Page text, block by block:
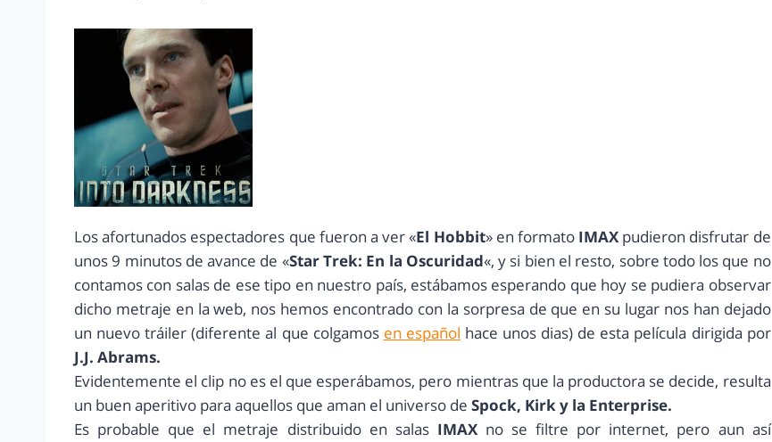
Los afortunados espectadores que fueron a ver «El Hobbit» en formato IMAX pudieron disfrutar de
unos 9 minutos de avance de «Star Trek: En la Oscuridad«, y si bien el resto, sobre todo los que no
contamos con salas de ese tipo en nuestro país, estábamos esperando que hoy se pudiera observar
dicho metraje en la web, nos hemos encontrado con la sorpresa de que en su lugar nos han dejado
un nuevo tráiler (diferente al que colgamos en español hace unos dias) de esta película dirigida por
J.J. Abrams.
Evidentemente el clip no es el que esperábamos, pero mientras que la productora se decide, resulta
un buen aperitivo para aquellos que aman el universo de Spock, Kirk y la Enterprise.
Es probable que el metraje distribuido en salas IMAXno se filtre por internet, pero aun así